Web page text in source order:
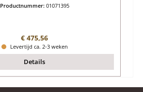
Productnummer: 01071395
Normale prijs:
€ 475,56
Levertijd ca. 2-3 weken
Details